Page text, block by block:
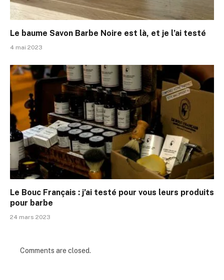
Le baume Savon Barbe Noire est là, et je l’ai testé
4 mai 2023
Le Bouc Français : j’ai testé pour vous leurs produits
pour barbe
24 mars 2023
Comments are closed.